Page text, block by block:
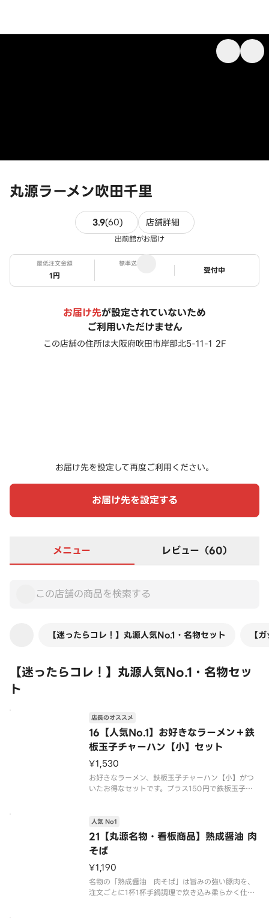
丸源ラーメン吹田千里
3.9(60)60件のレビュー
店舗詳細
出前館がお届け
最低注文金額
1円
標準送料
ステータス
受付中
お届け先が設定されていないため
ご利用いただけません
この店舗の住所は大阪府吹田市岸部北5-11-1 2F
お届け先を設定して再度ご利用ください。
お届け先を設定する
メニュー レビュー（60）
【迷ったらコレ！】丸源人気No.1・名物セット 【
【迷ったらコレ！】丸源人気No.1・名物セッ
ト
16【人気No.1】お好きなラーメン＋鉄
板玉子チャーハン【小】セット
店長のオススメ
¥1,530
お好きなラーメン、鉄板玉子チャーハン【小】がつ
いたお得なセットです。プラス150円で鉄板玉子チ
21【丸源名物・看板商品】熟成醤油 肉
そば
人気 No1
¥1,190
名物の「熟成醤油 肉そば」は旨みの強い豚肉を、
注文ごとに1杯1杯手鍋調理で炊き込み柔らかく仕上